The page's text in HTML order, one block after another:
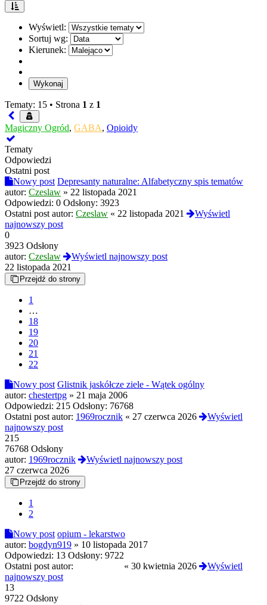
Wyświetl:
Sortuj wg:
Kierunek:
Tematy: 15 • Strona 1 z 1
Magiczny Ogród, GABA, Opioidy
Tematy
Odpowiedzi
Ostatni post
Nowy post Depresanty naturalne: Alfabetyczny spis tematów
autor: Czeslaw » 22 listopada 2021
Odpowiedzi: 0 Odsłony: 3923
Ostatni post autor: Czeslaw « 22 listopada 2021
Wyświetl
najnowszy post
0
3923 Odsłony
autor: Czeslaw
Wyświetl najnowszy post
22 listopada 2021
Przejdź do strony
1
…
18
19
20
21
22
Nowy post Glistnik jaskółcze ziele - Wątek ogólny
autor: chestertpg » 21 maja 2006
Odpowiedzi: 215 Odsłony: 76768
Ostatni post autor: 1969rocznik « 27 czerwca 2026
Wyświetl
najnowszy post
215
76768 Odsłony
autor: 1969rocznik
Wyświetl najnowszy post
27 czerwca 2026
Przejdź do strony
1
2
Nowy post opium - lekarstwo
autor: bogdyn919 » 10 listopada 2017
Odpowiedzi: 13 Odsłony: 9722
Ostatni post autor:
« 30 kwietnia 2026
Wyświetl
najnowszy post
13
9722 Odsłony